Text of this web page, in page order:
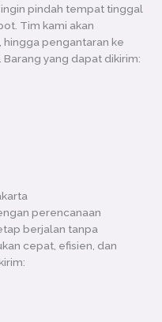
pindah tempat tinggal
Tim kami akan
pengantaran ke
yang dapat dikirim:
perencanaan
berjalan tanpa
cepat, efisien, dan